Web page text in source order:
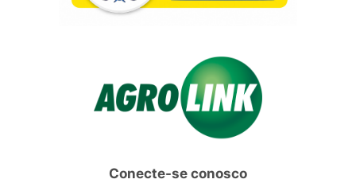
Conecte-se conosco